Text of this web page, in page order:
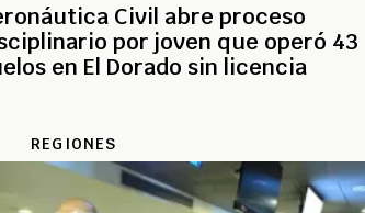
Civil abre proceso
por joven que operó 43
en El Dorado sin licencia
REGIONES